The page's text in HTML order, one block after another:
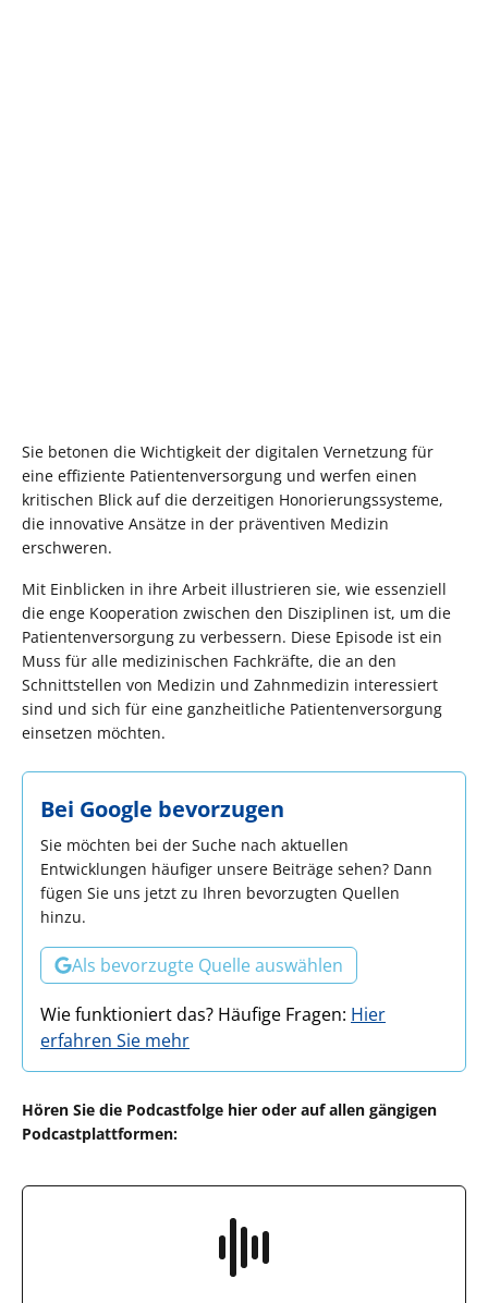
Sie betonen die Wichtigkeit der digitalen Vernetzung für
eine effiziente Patientenversorgung und werfen einen
kritischen Blick auf die derzeitigen Honorierungssysteme,
die innovative Ansätze in der präventiven Medizin
erschweren.
Mit Einblicken in ihre Arbeit illustrieren sie, wie essenziell
die enge Kooperation zwischen den Disziplinen ist, um die
Patientenversorgung zu verbessern. Diese Episode ist ein
Muss für alle medizinischen Fachkräfte, die an den
Schnittstellen von Medizin und Zahnmedizin interessiert
sind und sich für eine ganzheitliche Patientenversorgung
einsetzen möchten.
Bei Google bevorzugen
Sie möchten bei der Suche nach aktuellen
Entwicklungen häufiger unsere Beiträge sehen? Dann
fügen Sie uns jetzt zu Ihren bevorzugten Quellen
hinzu.
Als bevorzugte Quelle auswählen
Wie funktioniert das? Häufige Fragen: Hier
erfahren Sie mehr
Hören Sie die Podcastfolge hier oder auf allen gängigen
Podcastplattformen: